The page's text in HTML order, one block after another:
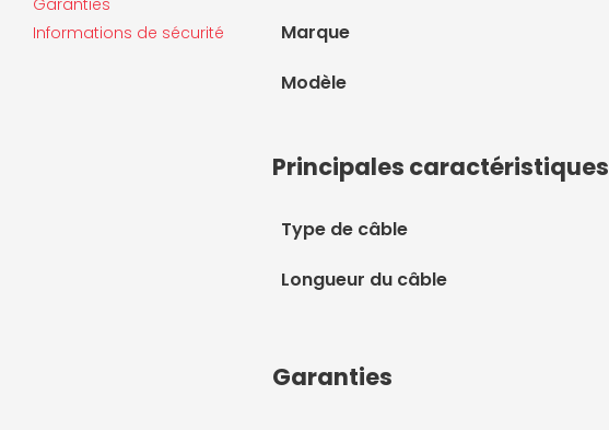
Garanties
Informations de sécurité
Marque
Modèle
Principales caractéristiques
Type de câble
Longueur du câble
Garanties